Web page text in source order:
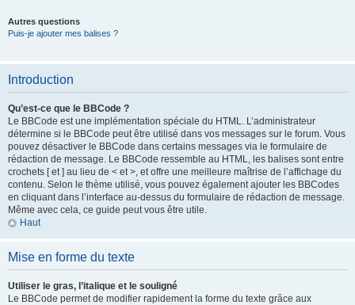
Autres questions
Puis-je ajouter mes balises ?
Introduction
Qu’est-ce que le BBCode ?
Le BBCode est une implémentation spéciale du HTML. L’administrateur
détermine si le BBCode peut être utilisé dans vos messages sur le forum. Vous
pouvez désactiver le BBCode dans certains messages via le formulaire de
rédaction de message. Le BBCode ressemble au HTML, les balises sont entre
crochets [ et ] au lieu de < et >, et offre une meilleure maîtrise de l’affichage du
contenu. Selon le thème utilisé, vous pouvez également ajouter les BBCodes
en cliquant dans l’interface au-dessus du formulaire de rédaction de message.
Même avec cela, ce guide peut vous être utile.
Haut
Mise en forme du texte
Utiliser le gras, l’italique et le souligné
Le BBCode permet de modifier rapidement la forme du texte grâce aux